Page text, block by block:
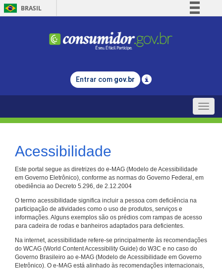
BRASIL
Comunica BR
Legislação
Entrar com gov.br
Toggle
Acessibilidade
Este portal segue as diretrizes do e-MAG (Modelo de Acessibilidade
em Governo Eletrônico), conforme as normas do Governo Federal, em
obediência ao Decreto 5.296, de 2.12.2004
O termo acessibilidade significa incluir a pessoa com deficiência na
participação de atividades como o uso de produtos, serviços e
informações. Alguns exemplos são os prédios com rampas de acesso
para cadeira de rodas e banheiros adaptados para deficientes.
Na internet, acessibilidade refere-se principalmente às recomendações
do WCAG (World Content Accessibility Guide) do W3C e no caso do
Governo Brasileiro ao e-MAG (Modelo de Acessibilidade em Governo
Eletrônico). O e-MAG está alinhado às recomendações internacionais,